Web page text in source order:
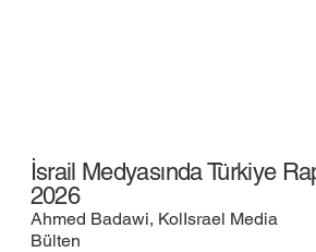
İsrail Medyasında Türkiye
2026
Ahmed Badawi, KolIsrael Media
Bülten